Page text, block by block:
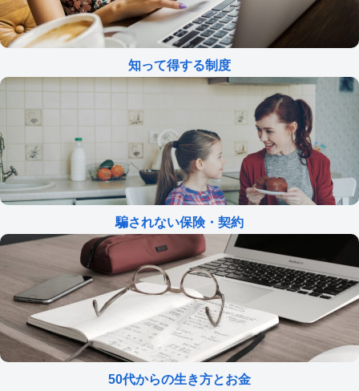
知って得する制度
騙されない保険・契約
50代からの生き方とお金